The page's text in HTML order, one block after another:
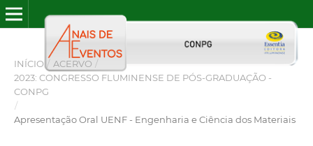
INÍCIO / ACERVO /
2023: CONGRESSO FLUMINENSE DE PÓS-GRADUAÇÃO -
CONPG
/
Apresentação Oral UENF - Engenharia e Ciência dos Materiais